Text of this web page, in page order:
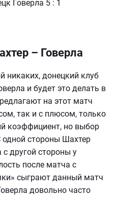
Говерла 5 : 1
– Говерла
никаких, донецкий клуб
и будет это делать в
на этот матч
так и с плюсом, только
коэффициент, но выбор
одной стороны Шахтер
другой стороны у
после матча с
сыграют данный матч
довольно часто